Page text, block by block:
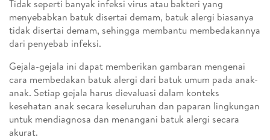
Tidak seperti banyak infeksi virus atau bakteri yang
menyebabkan batuk disertai demam, batuk alergi biasanya
tidak disertai demam, sehingga membantu membedakannya
dari penyebab infeksi.
Gejala-gejala ini dapat memberikan gambaran mengenai
cara membedakan batuk alergi dari batuk umum pada anak-
anak. Setiap gejala harus dievaluasi dalam konteks
kesehatan anak secara keseluruhan dan paparan lingkungan
untuk mendiagnosa dan menangani batuk alergi secara
akurat.